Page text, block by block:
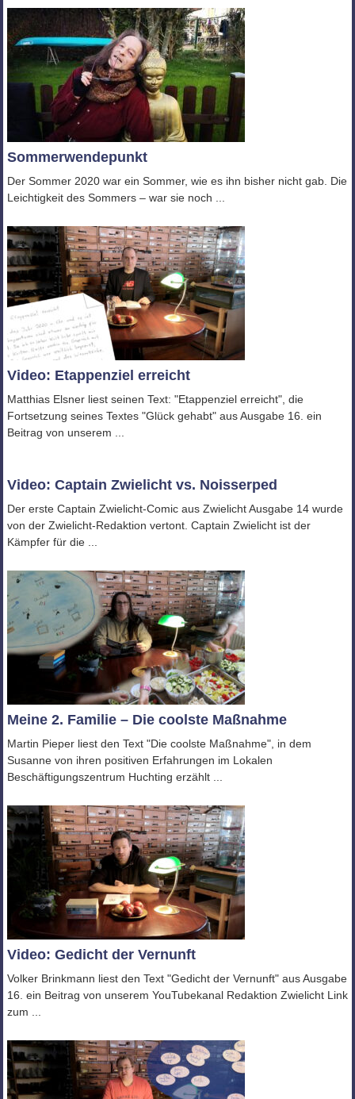
Sommerwendepunkt
Der Sommer 2020 war ein Sommer, wie es ihn bisher nicht gab. Die
Leichtigkeit des Sommers – war sie noch ...
Video: Etappenziel erreicht
Matthias Elsner liest seinen Text: "Etappenziel erreicht", die
Fortsetzung seines Textes "Glück gehabt" aus Ausgabe 16. ein
Beitrag von unserem ...
Video: Captain Zwielicht vs. Noisserped
Der erste Captain Zwielicht-Comic aus Zwielicht Ausgabe 14 wurde
von der Zwielicht-Redaktion vertont. Captain Zwielicht ist der
Kämpfer für die ...
Meine 2. Familie – Die coolste Maßnahme
Martin Pieper liest den Text "Die coolste Maßnahme", in dem
Susanne von ihren positiven Erfahrungen im Lokalen
Beschäftigungszentrum Huchting erzählt ...
Video: Gedicht der Vernunft
Volker Brinkmann liest den Text "Gedicht der Vernunft" aus Ausgabe
16. ein Beitrag von unserem YouTubekanal Redaktion Zwielicht Link
zum ...